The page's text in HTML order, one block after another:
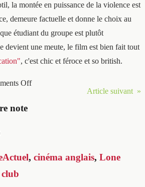
la montée en puissance de la violence est
demeure factuelle et donne le choix au
étudiant du groupe est plutôt
devient une meute, le film est bien fait tout
, c'est chic et féroce et so british.
Article suivant »
Off
note
, cinéma anglais, Lone